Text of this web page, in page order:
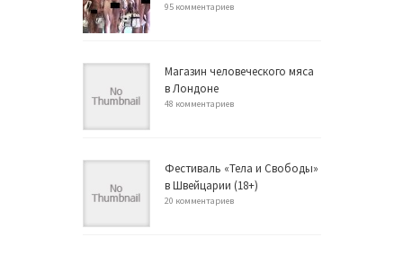
95 комментариев
Магазин человеческого мяса
в Лондоне
48 комментариев
Фестиваль «Тела и Свободы»
в Швейцарии (18+)
20 комментариев